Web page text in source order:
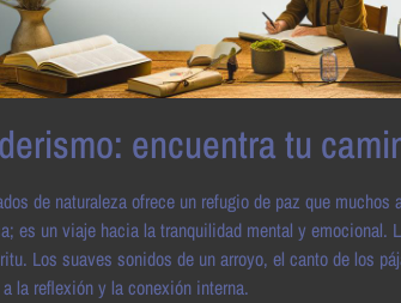
encuentra tu
de naturaleza ofrece un refugio de paz que
es un viaje hacia la tranquilidad mental y emocional.
Los suaves sonidos de un arroyo, el canto de los
la reflexión y la conexión interna.